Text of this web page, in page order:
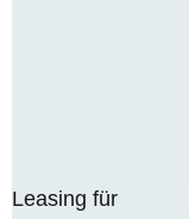
Leasing für